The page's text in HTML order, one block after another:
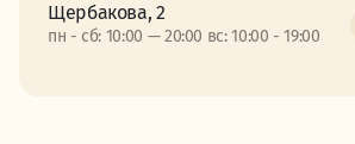
Щербакова, 2
пн - сб: 10:00 — 20:00 вс: 10:00 - 19:00